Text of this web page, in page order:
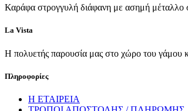
Καράφα στρογγυλή διάφανη με ασημή μέταλλο
La Vista
Η πολυετής παρουσία μας στο χώρο του γάμου
Πληροφορίες
Η ΕΤΑΙΡΕΙΑ